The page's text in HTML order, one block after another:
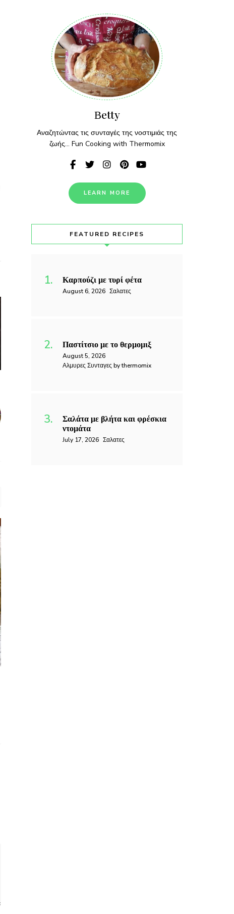
Βetty
Αναζητώντας τις συνταγές της νοστιμιάς της
ζωής... Fun Cooking with Thermomix
LEARN MORE
FEATURED RECIPES
Καρπούζι με τυρί φέτα
August 6, 2026 Σαλατες
Παστίτσιο με το θερμομιξ
August 5, 2026
Αλμυρες Συνταγες by thermomix
Σαλάτα με βλήτα και φρέσκια
ντομάτα
July 17, 2026 Σαλατες